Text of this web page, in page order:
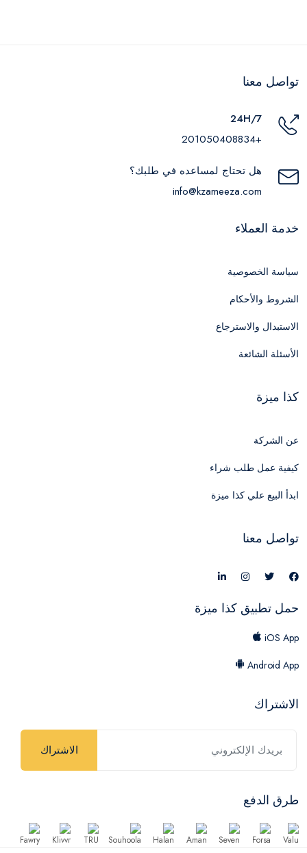
تواصل معنا
24H/7
+201050408834
هل تحتاج لمساعده في طلبك؟
info@kzameeza.com
خدمة العملاء
سياسة الخصوصية
الشروط والأحكام
الاستبدال والاسترجاع
الأسئلة الشائعة
كذا ميزة
عن الشركة
كيفية عمل طلب شراء
ابدأ البيع علي كذا ميزة
تواصل معنا
حمل تطبيق كذا ميزة
iOS App
Android App
الاشتراك
الاشتراك
طرق الدفع